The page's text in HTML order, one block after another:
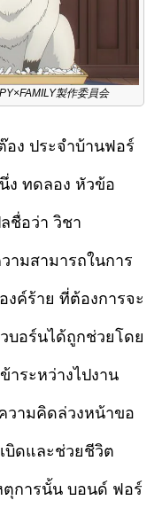
製作委員会
อง ประจำบ้านฟอร์
ง ทดลอง หัวข้อ
ชื่อว่า วิชา
ามสามารถในการ
ค์ร้าย ที่ต้องการจะ
บอร์นได้ถูกช่วยโดย
าระหว่างไปงาน
วามคิดล่วงหน้าขอ
บิดและช่วยชีวิต
ตุการนั้น บอนด์ ฟอร์